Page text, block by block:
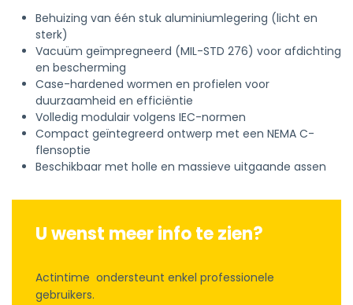
Behuizing van één stuk aluminiumlegering (licht en
sterk)
Vacuüm geïmpregneerd (MIL-STD 276) voor afdichting
en bescherming
Case-hardened wormen en profielen voor
duurzaamheid en efficiëntie
Volledig modulair volgens IEC-normen
Compact geïntegreerd ontwerp met een NEMA C-
flensoptie
Beschikbaar met holle en massieve uitgaande assen
U wenst meer info te zien?
Actintime ondersteunt enkel professionele
gebruikers.